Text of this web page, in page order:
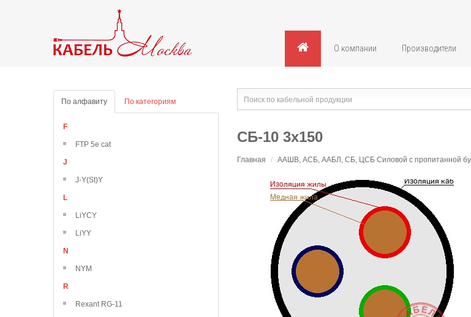
О компании Производители
По алфавиту По категориям
F
FTP 5e cat
J
J-Y(St)Y
L
LiYCY
LiYY
N
NYM
R
Rexant RG-11
СБ-10 3х150
Главная / ААШВ, АСБ, ААБЛ, СБ, ЦСБ Силовой с пропитанной